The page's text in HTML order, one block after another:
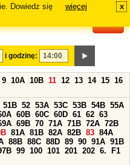
Dowiedz się
więcej x
i godzinę:
9 10A 10B 11 12 13 14 15 16
51B 52 53A 53C 53B 54B 55A
60B 60C 60D 61 62 63
69B 70 71A 71B 72A 72B
81A 81B 82A 82B 83 84A
88B 88C 88D 89 90 91A 91B
99 100 101 201 202 6.
F1